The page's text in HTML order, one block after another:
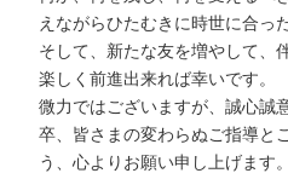
えながらひたむきに時世に合っ
そして、新たな友を増やして、
楽しく前進出来れば幸いです。
微力ではございますが、誠心誠
卒、皆さまの変わらぬご指導と
う、心よりお願い申し上げます。